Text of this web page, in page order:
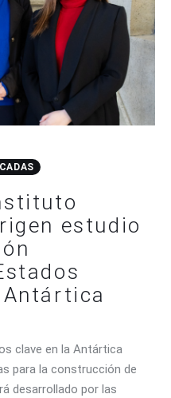
estudio
clave en la Antártica
para la construcción de
desarrollado por las